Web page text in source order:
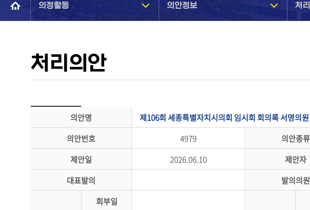
의정활동 의안정보 처
처리의안
의안명
제106회 세종특별자치시의회 임시회 회의록 서명의
의안번호
4979 의안종류
제안일
2026.06.10 제안자
대표발의
발의의원
회부일